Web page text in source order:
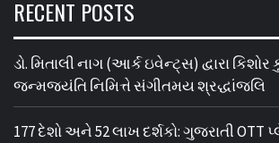
RECENT POSTS
ડો. મિતાલી નાગ (આર્ક ઇવેન્ટ્સ) દ્વારા કિશોર
જન્મજયંતિ નિમિત્તે સંગીતમય શ્રદ્ધાંજલિ
177 દેશો અને 52 લાખ દર્શકો: ગુજરાતી OTT